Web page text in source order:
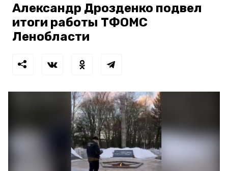
Александр Дрозденко подвел
итоги работы ТФОМС
Ленобласти